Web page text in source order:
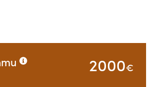
2000€